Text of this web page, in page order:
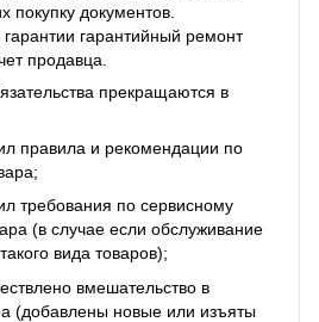
покупку документов.
гарантии гарантийный ремонт
продавца.
прекращаются в
правила и рекомендации по
требования по сервисному
(в случае если обслуживание
вида товаров);
вмешательство в
(добавлены новые или изъяты